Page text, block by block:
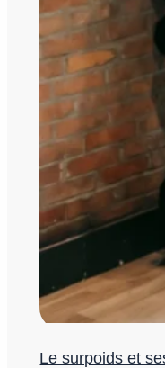
Le surpoids et